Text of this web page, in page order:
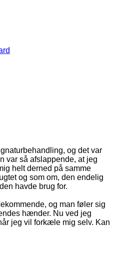
og det var
var så afslappende, at jeg
helt derned på samme
og som om, den endelig
havde brug for.
og man føler sig
hænder. Nu ved jeg
jeg vil forkæle mig selv. Kan